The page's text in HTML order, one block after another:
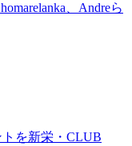
、Andreら
を新栄・CLUB